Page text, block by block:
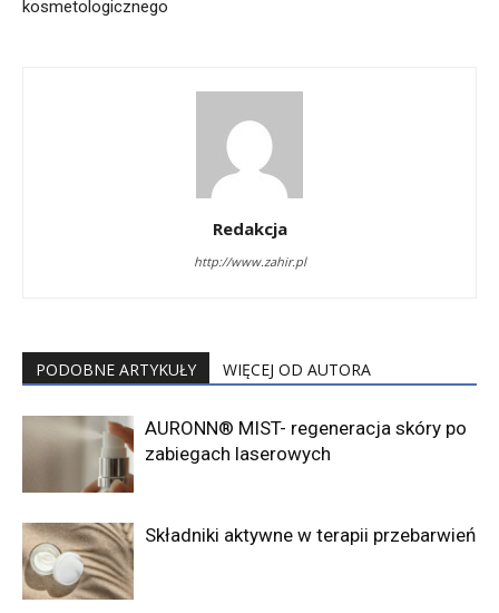
kosmetologicznego
Redakcja
http://www.zahir.pl
PODOBNE ARTYKUŁY WIĘCEJ OD AUTORA
AURONN® MIST- regeneracja skóry po
zabiegach laserowych
Składniki aktywne w terapii przebarwień